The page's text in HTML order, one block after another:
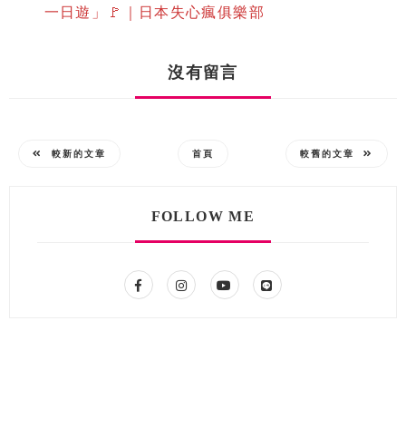
一日遊」🚩｜日本失心瘋俱樂部
沒有留言
較新的文章 首頁 較舊的文章
FOLLOW ME